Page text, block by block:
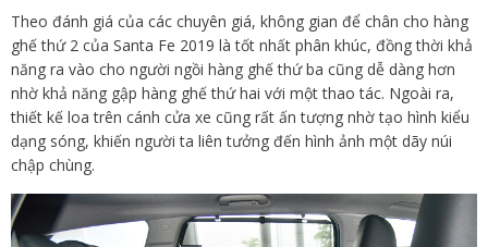
Theo đánh giá của các chuyên giá, không gian để chân cho hàng
ghế thứ 2 của Santa Fe 2019 là tốt nhất phân khúc, đồng thời khả
năng ra vào cho người ngồi hàng ghế thứ ba cũng dễ dàng hơn
nhờ khả năng gập hàng ghế thứ hai với một thao tác. Ngoài ra,
thiết kế loa trên cánh cửa xe cũng rất ấn tượng nhờ tạo hình kiểu
dạng sóng, khiến người ta liên tưởng đến hình ảnh một dãy núi
chập chùng.